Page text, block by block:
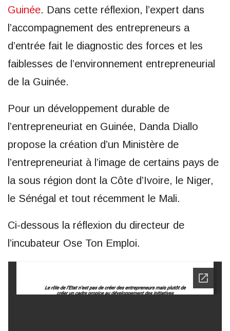
Guinée. Dans cette réflexion, l’expert dans
l’accompagnement des entrepreneurs a
d’entrée fait le diagnostic des forces et les
faiblesses de l’environnement entrepreneurial
de la Guinée.
Pour un développement durable de
l’entrepreneuriat en Guinée, Danda Diallo
propose la création d’un Ministère de
l’entrepreneuriat à l’image de certains pays de
la sous région dont la Côte d’Ivoire, le Niger,
le Sénégal et tout récemment le Mali.
Ci-dessous la réflexion du directeur de
l’incubateur Ose Ton Emploi.